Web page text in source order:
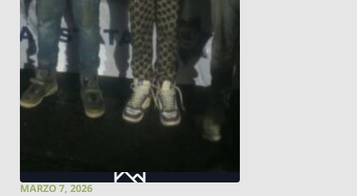
MARZO 7, 2026